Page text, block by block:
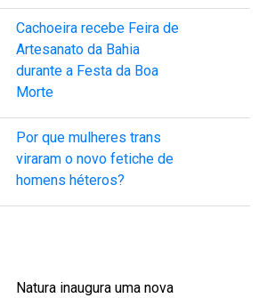
Cachoeira recebe Feira de
Artesanato da Bahia
durante a Festa da Boa
Morte
Por que mulheres trans
viraram o novo fetiche de
homens héteros?
Natura inaugura uma nova